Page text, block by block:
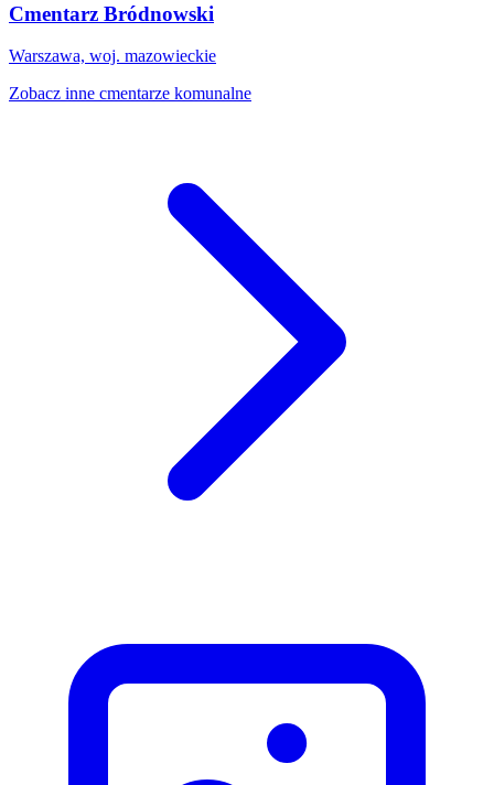
Cmentarz Bródnowski
Warszawa, woj. mazowieckie
Zobacz inne cmentarze komunalne